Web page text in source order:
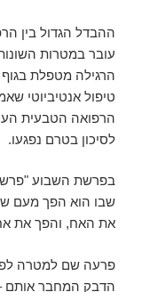
ההבדל הגדול בין
עובר במטרות
הרגילה מטפלת בגוף
טיפול אנטיביוטי
הרפואה הטבעית
לסיכון בטרם נפגעו.
בפרשת השבוע
שבו הוא הפך מעם
את האח, והפך את
פרעה שם למטרה
הדבק המחבר אותם